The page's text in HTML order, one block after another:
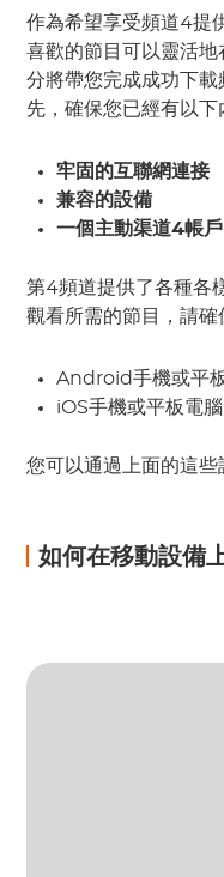
作為希望享受頻道4提
喜歡的節目可以靈活
分將帶您完成成功下
先，確保您已經有以下
牢固的互聯網連接
兼容的設備
一個主動渠道4帳戶
第4頻道提供了各種各
觀看所需的節目，請確
Android手機或平
iOS手機或平板電腦
您可以通過上面的這
如何在移動設備